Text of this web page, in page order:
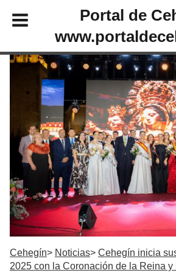
Portal de
Cehegín Noticias
Cehegín inicia
2025 con la Coronación de la Reina